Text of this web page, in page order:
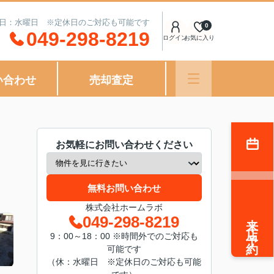
：水曜日 ※定休日のご対応も可能です
049-298-8219 ログインお気に入り
0
合わせ 売却査定
お気軽にお問い合わせください
無料お問い合わせ
株式会社ホームラボ
049-298-8219
9：00～18：00 ※時間外でのご対応も
可能です
（休：水曜日 ※定休日のご対応も可能
来店予約